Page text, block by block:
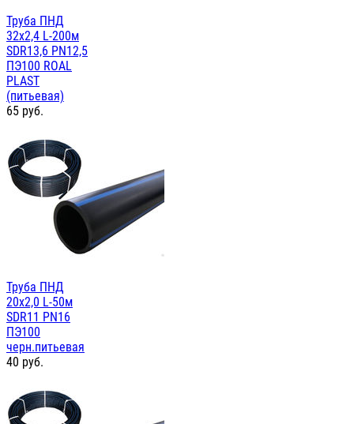
Труба ПНД
32x2,4 L-200м
SDR13,6 PN12,5
ПЭ100 ROAL
PLAST
(питьевая)
65 руб.
Труба ПНД
20х2,0 L-50м
SDR11 PN16
ПЭ100
черн.питьевая
40 руб.